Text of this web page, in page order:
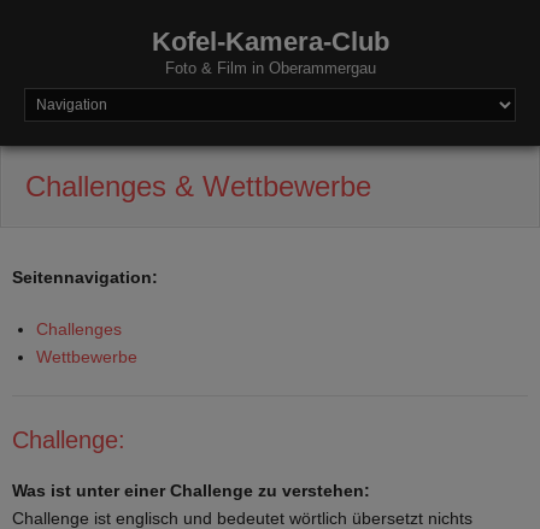
Kofel-Kamera-Club
Foto & Film in Oberammergau
Challenges & Wettbewerbe
Seitennavigation:
Challenges
Wettbewerbe
Challenge:
Was ist unter einer Challenge zu verstehen:
Challenge ist englisch und bedeutet wörtlich übersetzt nichts